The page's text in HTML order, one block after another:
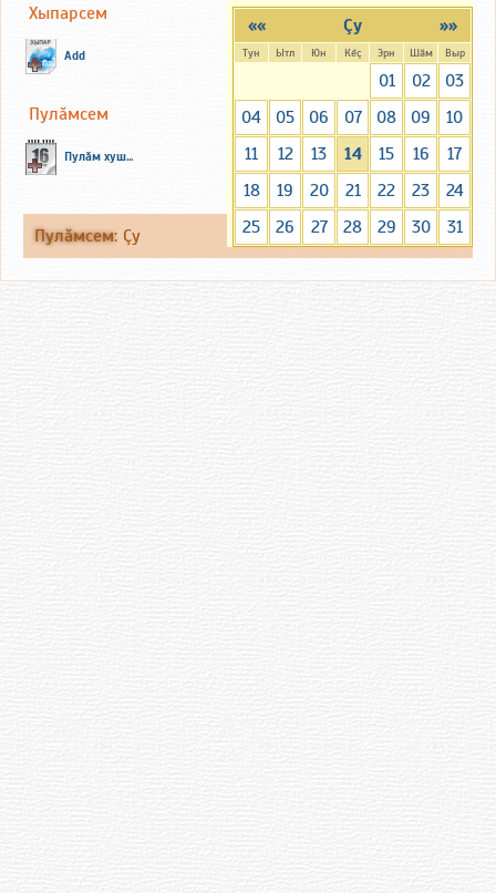
»»
«« Çу
Тун Ытл Юн Кĕç Эрн Шăм Выр
01 02
03
04
05 06 07 08 09
10
11
12 13 14 15 16
17
18
19 20 21 22 23
24
25
26 27 28 29 30 31
Хыпарсем
Add
Пулăмсем
Пулăм хуш...
Пулăмсем: Çу